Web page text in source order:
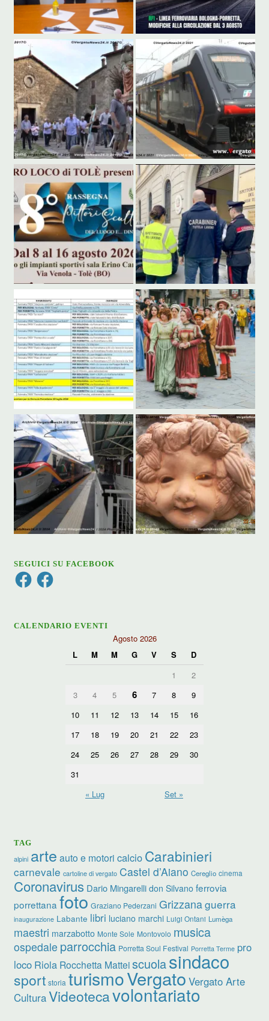
SEGUICI SU FACEBOOK
FacebookFacebook
CALENDARIO EVENTI
Agosto 2026
L
M M G V S
D
1
2
3
4 5 6 7 8
9
10
11 12 13 14 15
16
17
18 19 20 21 22
23
24
25 26 27 28 29
30
31
« Lug
Set »
TAG
alpini arte auto e motori calcio Carabinieri
carnevale cartoline di vergato Castel d’Aiano Cereglio cinema
Coronavirus Dario Mingarelli don Silvano ferrovia
porrettana foto Graziano Pederzani Grizzanaguerra
inaugurazione Labante libri luciano marchi Luigi Ontani Lumèga
maestri marzabotto Monte Sole Montovolo musica
ospedale parrocchia Porretta Soul Festival Porretta Terme pro
loco Riola Rocchetta Matteiscuolasindaco
sport storia turismoVergato Vergato Arte
CulturaVideotecavolontariato